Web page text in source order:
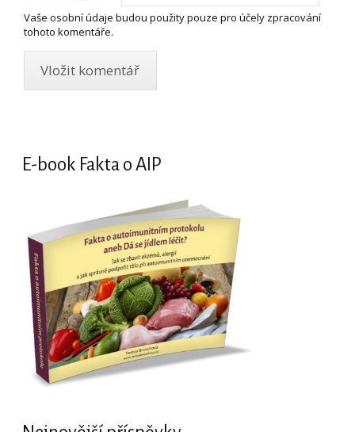
Vaše osobní údaje budou použity pouze pro účely zpracování
tohoto komentáře.
E-book Fakta o AIP